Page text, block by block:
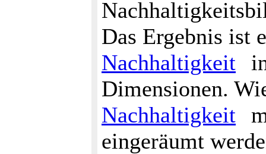
Das Ergebnis ist
Nachhaltigkeit
Dimensionen.
Nachhaltigkeit
eingeräumt